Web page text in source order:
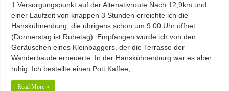
1.Versorgungspunkt auf der Altenativroute Nach 12,9km und
einer Laufzeit von knappen 3 Stunden erreichte ich die
Hanskühnenburg, die übrigens schon um 9:00 Uhr öffnet
(Donnerstag ist Ruhetag). Empfangen wurde ich von den
Geräuschen eines Kleinbaggers, der die Terrasse der
Wanderbaude erneuerte. In der Hanskühnenburg war es aber
ruhig. Ich bestellte einen Pott Kaffee, …
Read More »